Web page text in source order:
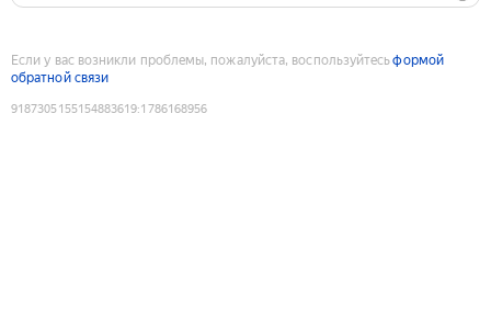
Если у вас возникли проблемы, пожалуйста, воспользуйтесьформой
обратной связи
9187305155154883619:1786168956